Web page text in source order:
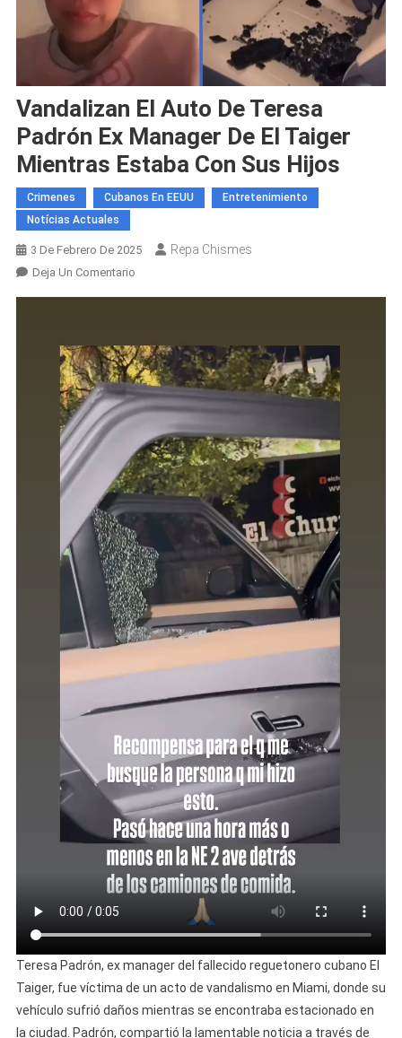
Vandalizan El Auto De Teresa
Padrón Ex Manager De El Taiger
Mientras Estaba Con Sus Hijos
Crimenes Cubanos En EEUU
Entretenimiento
Notícias Actuales
3 De Febrero De 2025 Repa Chismes
Deja Un ComentarioEn
De
Teresa
Padrón
Ex
Manager
De
El
Taiger
Estaba
Con
Sus
Hijos
Teresa Padrón, ex manager del fallecido reguetonero cubano El
Taiger, fue víctima de un acto de vandalismo en Miami, donde su
vehículo sufrió daños mientras se encontraba estacionado en
la ciudad. Padrón, compartió la lamentable noticia a través de